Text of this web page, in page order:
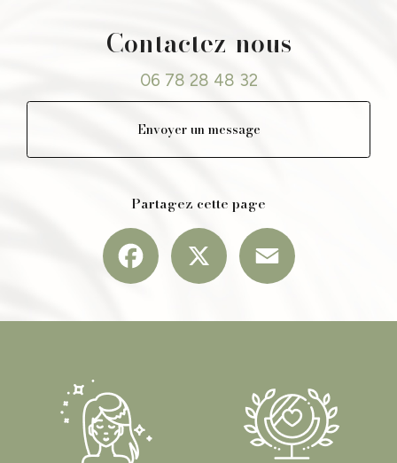
Contactez-nous
06 78 28 48 32
Envoyer un message
Partagez cette page
Facebook